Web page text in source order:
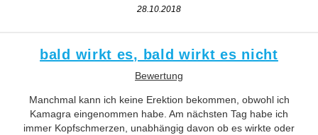
28.10.2018
bald wirkt es, bald wirkt es nicht
Bewertung
Manchmal kann ich keine Erektion bekommen, obwohl ich
Kamagra eingenommen habe. Am nächsten Tag habe ich
immer Kopfschmerzen, unabhängig davon ob es wirkte oder